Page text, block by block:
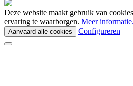
Deze website maakt gebruik van
ervaring te waarborgen. Meer
Aanvaard alle cookies Configureren